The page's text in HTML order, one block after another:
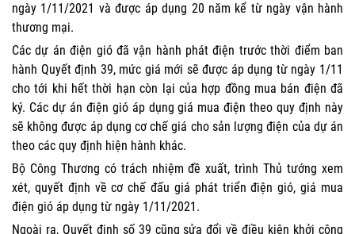
ngày 1/11/2021 và được áp dụng 20 năm kể từ ngày vận hành
thương mại.
Các dự án điện gió đã vận hành phát điện trước thời điểm ban
hành Quyết định 39, mức giá mới sẽ được áp dụng từ ngày 1/11
cho tới khi hết thời hạn còn lại của hợp đồng mua bán điện đã
ký. Các dự án điện gió áp dụng giá mua điện theo quy định này
sẽ không được áp dụng cơ chế giá cho sản lượng điện của dự án
theo các quy định hiện hành khác.
Bộ Công Thương có trách nhiệm đề xuất, trình Thủ tướng xem
xét, quyết định về cơ chế đấu giá phát triển điện gió, giá mua
điện gió áp dụng từ ngày 1/11/2021.
Ngoài ra, Quyết định số 39 cũng sửa đổi về điều kiện khởi công